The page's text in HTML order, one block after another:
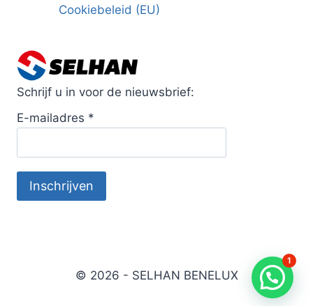
Cookiebeleid (EU)
Schrijf u in voor de nieuwsbrief:
E-mailadres *
© 2026 - SELHAN BENELUX
1